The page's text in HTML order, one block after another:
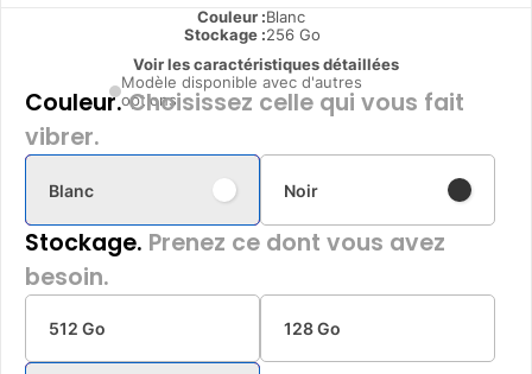
Couleur :Blanc
Stockage :256 Go
Voir les caractéristiques détaillées
Modèle disponible avec d'autres
options
Couleur.Choisissez celle qui vous fait
vibrer.
Blanc Noir
Stockage. Prenez ce dont vous avez
besoin.
512 Go 128 Go